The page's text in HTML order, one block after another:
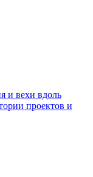
и вехи вдоль
проектов и